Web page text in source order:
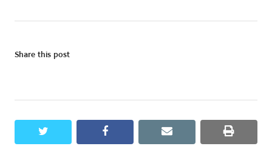
Share this post
twitter facebook email print